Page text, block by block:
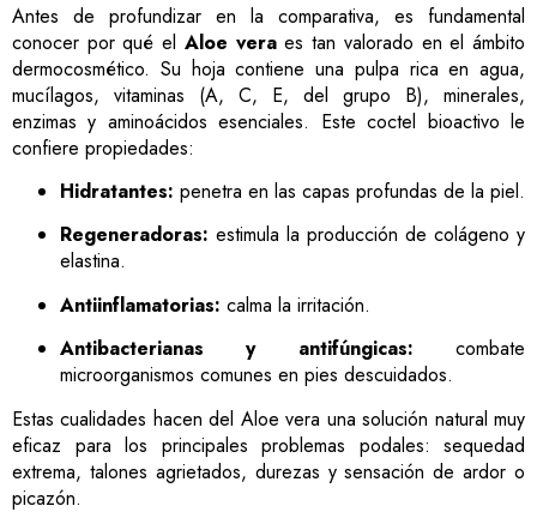
Antes de profundizar en la comparativa, es fundamental
conocer por qué el Aloe veraes tan valorado en el ámbito
dermocosmético. Su hoja contiene una pulpa rica en agua,
mucílagos, vitaminas (A, C, E, del grupo B), minerales,
enzimas y aminoácidos esenciales. Este coctel bioactivo le
confiere propiedades:
Hidratantes: penetra en las capas profundas de la piel.
Regeneradoras: estimula la producción de colágeno y
elastina.
Antiinflamatorias: calma la irritación.
Antibacterianas y antifúngicas: combate
microorganismos comunes en pies descuidados.
Estas cualidades hacen del Aloe vera una solución natural muy
eficaz para los principales problemas podales: sequedad
extrema, talones agrietados, durezas y sensación de ardor o
picazón.